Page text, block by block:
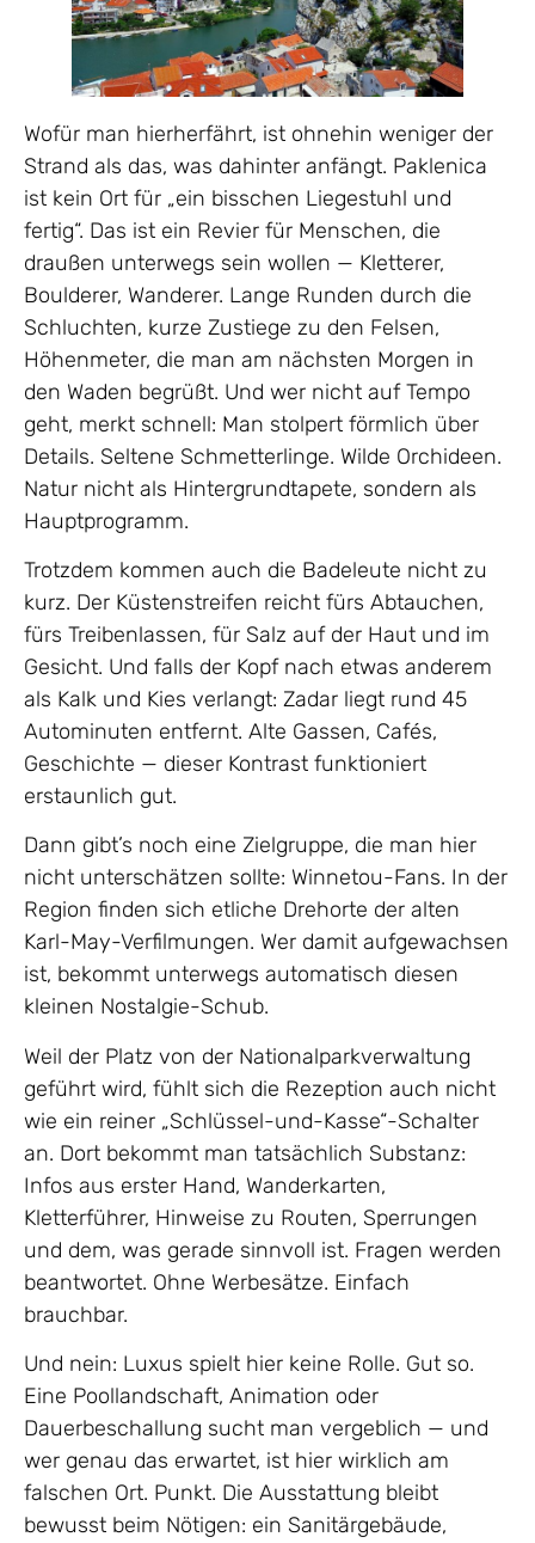
Wofür man hierherfährt, ist ohnehin weniger der
Strand als das, was dahinter anfängt. Paklenica
ist kein Ort für „ein bisschen Liegestuhl und
fertig“. Das ist ein Revier für Menschen, die
draußen unterwegs sein wollen — Kletterer,
Boulderer, Wanderer. Lange Runden durch die
Schluchten, kurze Zustiege zu den Felsen,
Höhenmeter, die man am nächsten Morgen in
den Waden begrüßt. Und wer nicht auf Tempo
geht, merkt schnell: Man stolpert förmlich über
Details. Seltene Schmetterlinge. Wilde Orchideen.
Natur nicht als Hintergrundtapete, sondern als
Hauptprogramm.
Trotzdem kommen auch die Badeleute nicht zu
kurz. Der Küstenstreifen reicht fürs Abtauchen,
fürs Treibenlassen, für Salz auf der Haut und im
Gesicht. Und falls der Kopf nach etwas anderem
als Kalk und Kies verlangt: Zadar liegt rund 45
Autominuten entfernt. Alte Gassen, Cafés,
Geschichte — dieser Kontrast funktioniert
erstaunlich gut.
Dann gibt’s noch eine Zielgruppe, die man hier
nicht unterschätzen sollte: Winnetou-Fans. In der
Region finden sich etliche Drehorte der alten
Karl-May-Verfilmungen. Wer damit aufgewachsen
ist, bekommt unterwegs automatisch diesen
kleinen Nostalgie-Schub.
Weil der Platz von der Nationalparkverwaltung
geführt wird, fühlt sich die Rezeption auch nicht
wie ein reiner „Schlüssel-und-Kasse“-Schalter
an. Dort bekommt man tatsächlich Substanz:
Infos aus erster Hand, Wanderkarten,
Kletterführer, Hinweise zu Routen, Sperrungen
und dem, was gerade sinnvoll ist. Fragen werden
beantwortet. Ohne Werbesätze. Einfach
brauchbar.
Und nein: Luxus spielt hier keine Rolle. Gut so.
Eine Poollandschaft, Animation oder
Dauerbeschallung sucht man vergeblich — und
wer genau das erwartet, ist hier wirklich am
falschen Ort. Punkt. Die Ausstattung bleibt
bewusst beim Nötigen: ein Sanitärgebäude,